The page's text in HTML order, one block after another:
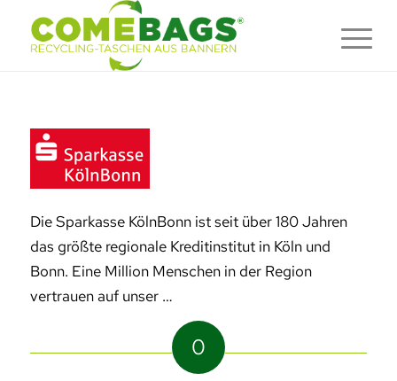
Die Sparkasse KölnBonn ist seit über 180 Jahren
das größte regionale Kreditinstitut in Köln und
Bonn. Eine Million Menschen in der Region
vertrauen auf unser …
0